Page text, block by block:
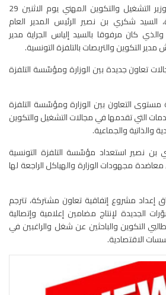
استقبل السيد رياض شوّد وزير التشغيل والتكوين المهني يوم الاثنين 29
الوزارة، السيد شكري بن نصير الرئيس المدير العام
كان مرفوقا بالسيد إلياس الجراية مدير
التكوين والتربصات بالتلفزة التونسية.
تعاون جديدة بين الوزارة ومؤسّسة التلفزة
مستوى التعاون بين الوزارة ومؤسّسة التلفزة
التي تقدمها في مجالات التشغيل والتكوين
والذاتية والجماعية.
بن نصير استعداد مؤسّسة التلفزة التونسية
مجهودات الوزارة والهياكل الراجعة لها
إعداد مشروع إتفاقية تعاون مشتركة، تترجم
الجديدة لإنتاج مضامين إعلامية وإتصالية
التكوين والباحثين عن شغل والراغبين في
الاقتصادية.